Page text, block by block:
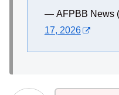
— AFPBB News
17, 2026